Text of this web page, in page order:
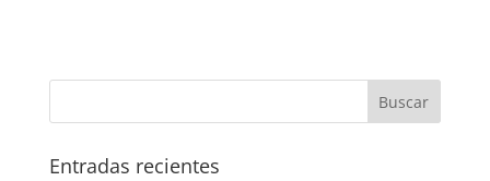
Entradas recientes